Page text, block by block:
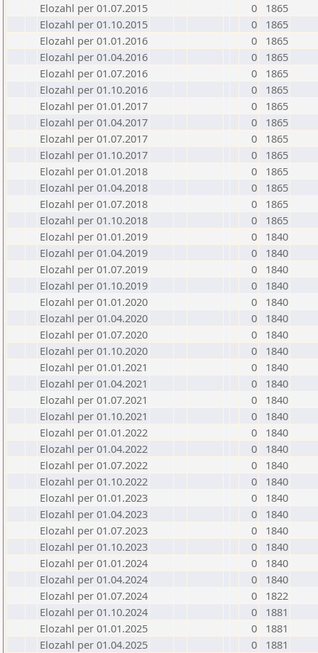
Elozahl per 01.07.2015
0
1865
Elozahl per 01.10.2015
0
1865
Elozahl per 01.01.2016
0
1865
Elozahl per 01.04.2016
0
1865
Elozahl per 01.07.2016
0
1865
Elozahl per 01.10.2016
0
1865
Elozahl per 01.01.2017
0
1865
Elozahl per 01.04.2017
0
1865
Elozahl per 01.07.2017
0
1865
Elozahl per 01.10.2017
0
1865
Elozahl per 01.01.2018
0
1865
Elozahl per 01.04.2018
0
1865
Elozahl per 01.07.2018
0
1865
Elozahl per 01.10.2018
0
1865
Elozahl per 01.01.2019
0
1840
Elozahl per 01.04.2019
0
1840
Elozahl per 01.07.2019
0
1840
Elozahl per 01.10.2019
0
1840
Elozahl per 01.01.2020
0
1840
Elozahl per 01.04.2020
0
1840
Elozahl per 01.07.2020
0
1840
Elozahl per 01.10.2020
0
1840
Elozahl per 01.01.2021
0
1840
Elozahl per 01.04.2021
0
1840
Elozahl per 01.07.2021
0
1840
Elozahl per 01.10.2021
0
1840
Elozahl per 01.01.2022
0
1840
Elozahl per 01.04.2022
0
1840
Elozahl per 01.07.2022
0
1840
Elozahl per 01.10.2022
0
1840
Elozahl per 01.01.2023
0
1840
Elozahl per 01.04.2023
0
1840
Elozahl per 01.07.2023
0
1840
Elozahl per 01.10.2023
0
1840
Elozahl per 01.01.2024
0
1840
Elozahl per 01.04.2024
0
1840
Elozahl per 01.07.2024
0
1822
Elozahl per 01.10.2024
0
1881
Elozahl per 01.01.2025
0
1881
Elozahl per 01.04.2025
0
1881